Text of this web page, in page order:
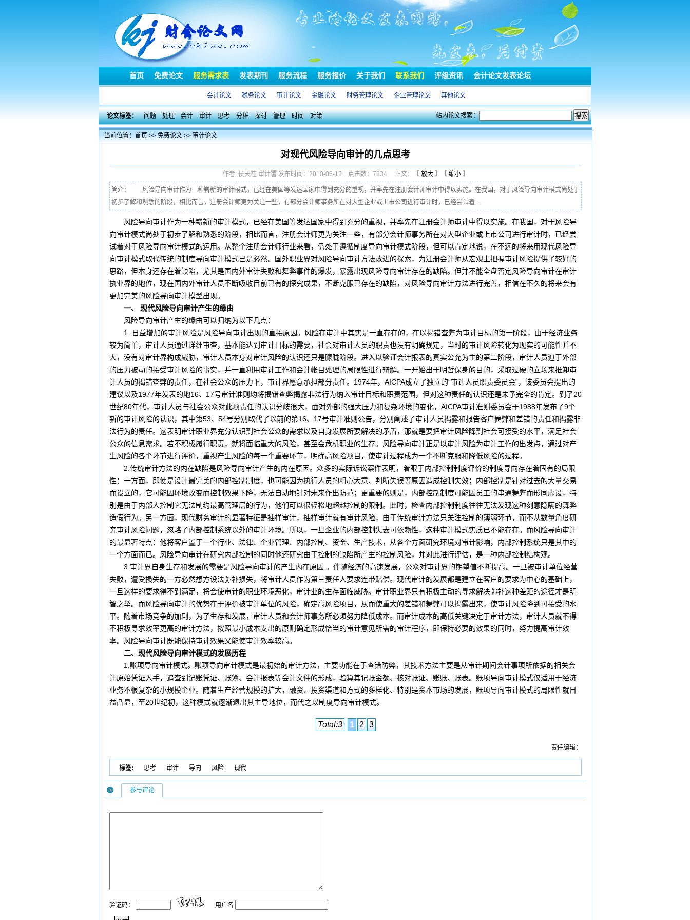
首页 免费论文 服务需求表 发表期刊 服务流程 服务报价 关于我们 联系我们 评级资讯 会计论文发表论坛
会计论文 税务论文 审计论文 金融论文 财务管理论文 企业管理论文 其他论文
论文标签： 问题 处理 会计 审计 思考 分析 探讨 管理 时间 对策 站内论文搜索：
当前位置：首页>>免费论文>>审计论文
对现代风险导向审计的几点思考
作者: 侯天柱 审计署 发布时间：2010-06-12 点击数：7334 正文：【 放大】【 缩小】
简介： 风险导向审计作为一种崭新的审计模式，已经在美国等发达国家中得到充分的重视，并率先在注册会计师审计中得以实施。在我国，对于风险导向审计模式尚处于
初步了解和熟悉的阶段，相比而言，注册会计师更为关注一些，有部分会计师事务所在对大型企业或上市公司进行审计时，已经尝试着 ...
风险导向审计作为一种崭新的审计模式，已经在美国等发达国家中得到充分的重视，并率先在注册会计师审计中得以实施。在我国，对于风险导
向审计模式尚处于初步了解和熟悉的阶段，相比而言，注册会计师更为关注一些，有部分会计师事务所在对大型企业或 上市公司进行审计时，已经尝
试着对于风险导向审计模式的运用。从整个注册会计师行业来看，仍处于遵循制度导向审计模式阶段，但可以肯定地说，在不远的将来用现代风险导
向审计模式取代传统的制度导向审计模式已是必然。国外职业界对风险导向审计方法改进的探索，为注册会计师从宏观上把握审计风险提供了较好的
思路，但本身还存在着缺陷，尤其是国内外审计失败和舞弊事件的爆发，暴露出现风险导向审计存在的缺陷。但并不能全盘否定风险导向审计在审计
执业界的地位，现在国内外审计人员不断吸收目前已有的探究成果，不断克服已存在的缺陷，对风险导向审计方法进行完善，相信在不久的将来会有
更加完美的风险导向审计模型出现。
一、 现代风险导向审计产生的缘由
风险导向审计产生的缘由可以归纳为以下几点：
1. 日益增加的审计风险是风险导向审计出现的直接原因。风险在审计中其实是一直存在的，在以揭错查弊为审计目标的第一阶段，由于经济业务
较为简单，审计人员通过详细审查，基本能达到审计目标的需要，社会对审计人员的职责也没有明确规定，当时的审计风险转化为现实的可能性并不
大，没有对审计界构成威胁，审计人员本身对审计风险的认识还只是朦胧阶段。进入以验证会计报表的真实公允为主的第二阶段，审计人员迫于外部
的压力被动的接受审计风险的事实，并一直利用审计工作和会计帐目处理的局限性进行辩解。一开始出于明哲保身的目的，采取过硬的立场来推卸审
计人员的揭错查弊的责任，在社会公众的压力下，审计界愿意承担部分责任。1974年，AICPA成立了独立的“审计人员职责委员会”，该委员会提出的
建议以及1977年发表的地16、17号审计准则 均将揭错查弊揭露非法行为纳入审计目标和职责范围，但对这种责任的认识还是未予完全的肯定。到了20
世纪80年代，审计人员与社会公众对此项责任的认识分歧很大，面对外部的强大压力和复杂环境的变化，AICPA审计准则委员会于1988年发布了9个
新的审计风险的认识，其中第53、54号分别取代了以前的第16、17号审计准则公告，分别阐述了审计人员揭露和报告客户舞弊和差错的责任和揭露非
法行为的责任。这表明审计职业界充分认识到社会公众的需求以及自身发展所要解决的矛盾，那就是要把审计风险降到社会可接受的水平，满足社会
公众的信息需求。若不积极履行职责，就将面临重大的风险，甚至会危机职业的生存。风险导向审计正是以审计风险为审计工作的出发点，通过对产
生风险的各个环节进行评价，重视产生风险的每一个重要环节，明确高风险项目 ，使审计过程成为一个不断克服和降低风险的过程。
2.传统审计方法的内在缺陷是风险导向审计产生的内在原因。众多的实际诉讼案件表明，着眼于内部控制制度评价的制度导向存在着固有的局限
性：一方面，即使是设计最完美的内部控制制度，也可能因为执行人员的粗心大意、判断失误等原因造成控制失效；内部控制是针对过去的大量交易
而设立的，它可能因环境改变而控制效果下降，无法自动地针对未来作出防范；更重要的则是，内部控制制度可能因员工的串通舞弊而形同虚设，特
别是由于内部人控制它无法制约最高管理层的行为，他们可以很轻松地超越控制的限制。此时，检查内部控制制度往往无法发现这种刻意隐瞒的舞弊
造假行为。另一方面，现代财务审计的显著特征是抽样审计，抽样审计就有审计风险，由于传统审计方法只关注控制的薄弱环节，而不从数量角度研
究审计风险问题，忽略了内部控制系统以外的审计环境。所以，一旦企业的内部控制失去可依赖性，这种审计模式实质已不能存在。而风险导向审计
的最显著特点：他将客户置于一个行业、法律、 企业管理、内部控制、资金、生产技术，从各个方面研究环境对审计影响，内部控制系统只是其中的
一个方面而已。风险导向审计在研究内部控制的同时他还研究由于控制的缺陷所产生的控制风险，并对此进行评估，是一种内部控制结构观。
3.审计界自身生存和发展的需要是风险导向审计的产生内在原因 。伴随经济的高速发展，公众对审计界的期望值不断提高。一旦被审计单位经营
失败，遭受损失的一方必然想方设法弥补损失，将审计人员作为第三责任人要求连带赔偿。现代审计的发展都是建立在客户的要求为中心的基础上，
一旦这样的要求得不到满足，将会使审计的职业环境恶化，审计业的生存面临威胁。审计职业界只有积极主动的寻求解决弥补这种差距的途径才是明
智之举。而风险导向审计的优势在于评价被审计单位的风险，确定高风险项目，从而使重大的差错和舞弊可以揭露出来，使审计风险降到可接受的水
平。随着市场竞争的加剧，为了生存和发展，审计人员和会计师事务所必须努力降低成本。而审计成本的高低关键决定于审计方法，审计人员就不得
不积极寻求效率更高的审计方法，按照最小成本支出的原则确定形成恰当的审计意见所需的审计程序，即保持必要的效果的同时，努力提高审计效
率。风险导向审计既能保持审计效果又能使审计效率较高。
二、现代风险导向审计模式的发展历程
1.账项导向审计模式。账项导向审计模式是最初始的审计方法，主要功能在于查错防弊，其技术方法主要是从审计期间会计事项所依据的相关会
计原始凭证入手，追查到 记账凭证、账簿、会计报表等会计文件的形成，验算其记账金额、核对账证、账账、账表。账项导向审计模式仅适用于经济
业务不很复杂的小规模企业。随着生产经营规模的扩大，融资、 投资渠道和方式的多样化、特别是资本市场的发展，账项导向审计模式的局限性就日
益凸显，至20世纪初，这种模式就逐渐退出其主导地位，而代之以制度导向审计模式。
Total:3 1 2 3
责任编辑：
标签: 思考 审计 导向 风险 现代
参与评论
验证码： 用户名